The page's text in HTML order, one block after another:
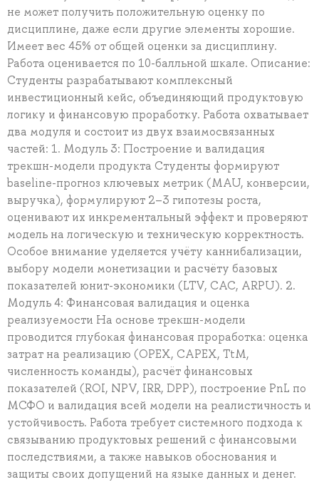
не может получить положительную оценку по
дисциплине, даже если другие элементы хорошие.
Имеет вес 45% от общей оценки за дисциплину.
Работа оценивается по 10-балльной шкале. Описание:
Студенты разрабатывают комплексный
инвестиционный кейс, объединяющий продуктовую
логику и финансовую проработку. Работа охватывает
два модуля и состоит из двух взаимосвязанных
частей: 1. Модуль 3: Построение и валидация
трекшн-модели продукта Студенты формируют
baseline-прогноз ключевых метрик (MAU, конверсии,
выручка), формулируют 2–3 гипотезы роста,
оценивают их инкрементальный эффект и проверяют
модель на логическую и техническую корректность.
Особое внимание уделяется учёту каннибализации,
выбору модели монетизации и расчёту базовых
показателей юнит-экономики (LTV, CAC, ARPU). 2.
Модуль 4: Финансовая валидация и оценка
реализуемости На основе трекшн-модели
проводится глубокая финансовая проработка: оценка
затрат на реализацию (OPEX, CAPEX, TtM,
численность команды), расчёт финансовых
показателей (ROI, NPV, IRR, DPP), построение PnL по
МСФО и валидация всей модели на реалистичность и
устойчивость. Работа требует системного подхода к
связыванию продуктовых решений с финансовыми
последствиями, а также навыков обоснования и
защиты своих допущений на языке данных и денег.